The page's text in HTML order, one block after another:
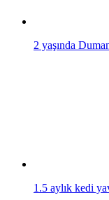
2 yaşında
1.5 aylık kedi